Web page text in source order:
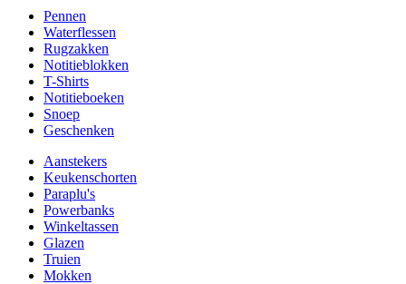
Pennen
Waterflessen
Rugzakken
Notitieblokken
T-Shirts
Notitieboeken
Snoep
Geschenken
Aanstekers
Keukenschorten
Paraplu's
Powerbanks
Winkeltassen
Glazen
Truien
Mokken